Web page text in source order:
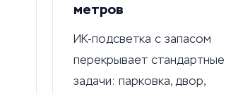
метров
ИК-подсветка с запасом
перекрывает стандартные
задачи: парковка, двор,